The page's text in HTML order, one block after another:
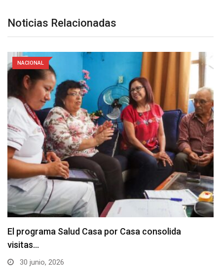
Noticias Relacionadas
NACIONAL
El programa Salud Casa por Casa consolida
visitas…
30 junio, 2026